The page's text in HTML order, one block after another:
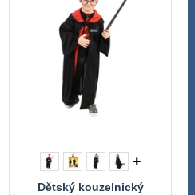
+
Dětský kouzelnický